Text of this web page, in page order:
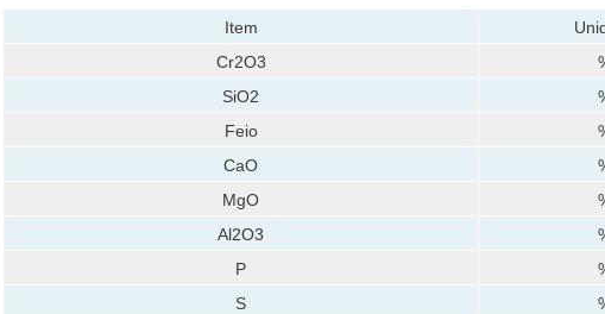
Item
Cr2O3
SiO2
Feio
CaO
MgO
Al2O3
P
S